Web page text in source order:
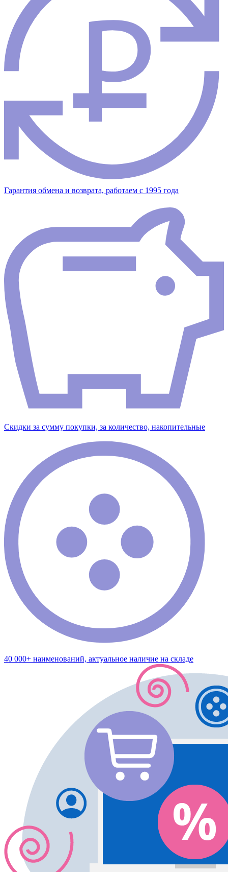
Гарантия обмена и возврата, работаем с 1995 года
Скидки за сумму покупки, за количество, накопительные
40 000+ наименований, актуальное наличие на складе